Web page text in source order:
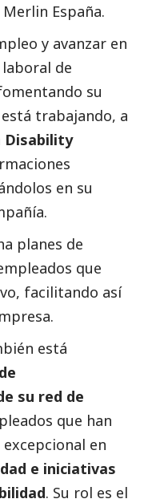
España.
y avanzar en
de
su
trabajando, a
Disability
en su
planes de
que
facilitando así
está
su red de
que han
en
e iniciativas
. Su rol es el